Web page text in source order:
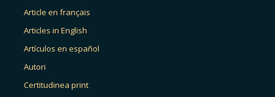
Article en français
Articles in English
Artículos en español
Autori
Certitudinea print